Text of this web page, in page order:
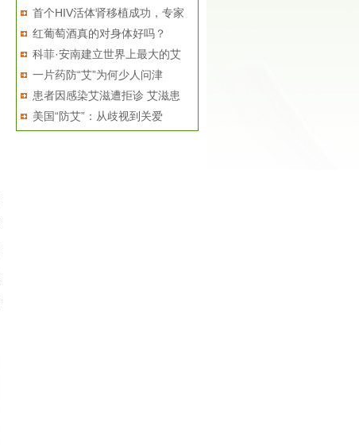
要...
首个HIV活体肾移植成功，专家
呼...
红葡萄酒真的对身体好吗？
科菲·安南建立世界上最大的艾
滋...
一片药防“艾”为何少人问津
患者因感染艾滋遭拒诊 艾滋患
者...
美国“防艾”：从歧视到关爱